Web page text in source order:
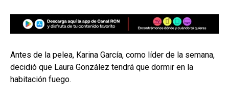
Antes de la pelea, Karina García, como líder de la semana,
decidió que Laura González tendrá que dormir en la
habitación fuego.